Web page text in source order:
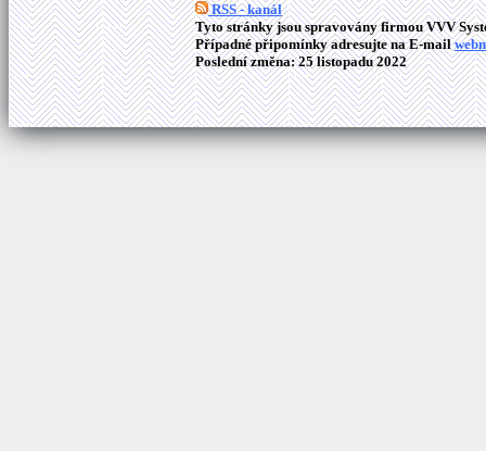
RSS - kanál
Tyto stránky jsou spravovány firmou VVV
Případné připomínky adresujte na E-mail
Poslední změna: 25 listopadu 2022